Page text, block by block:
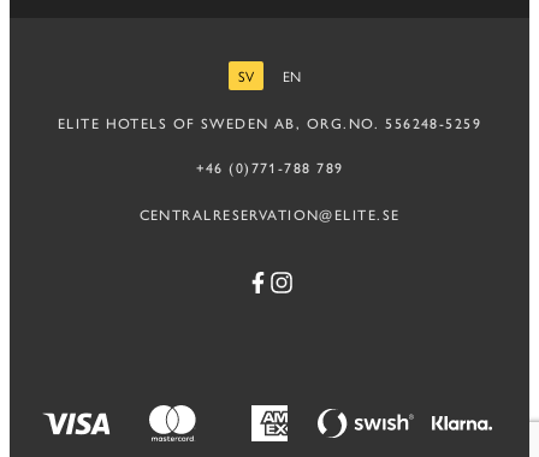
SV
EN
ELITE HOTELS OF SWEDEN AB, ORG.NO. 556248-5259
+46 (0)771-788 789
CENTRALRESERVATION@ELITE.SE